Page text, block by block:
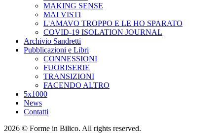
MAKING SENSE
MAI VISTI
L'AMAVO TROPPO E LE HO SPARATO
COVID-19 ISOLATION JOURNAL
Archivio Sandretti
Pubblicazioni e Libri
CONNESSIONI
FUORISERIE
TRANSIZIONI
FACENDO ALTRO
5x1000
News
Contatti
2026 © Forme in Bilico. All rights reserved.